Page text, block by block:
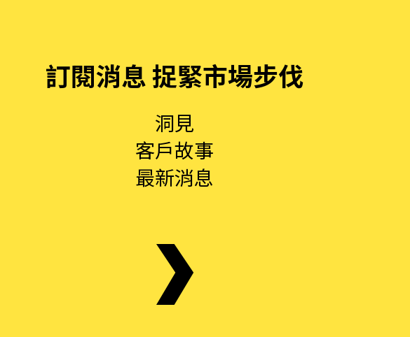
訂閱消息 捉緊市場步伐
洞見
客戶故事
最新消息